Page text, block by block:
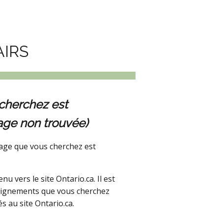
est
non trouvée)
que vous cherchez est
vers le site Ontario.ca. Il est
que vous cherchez
au site Ontario.ca.